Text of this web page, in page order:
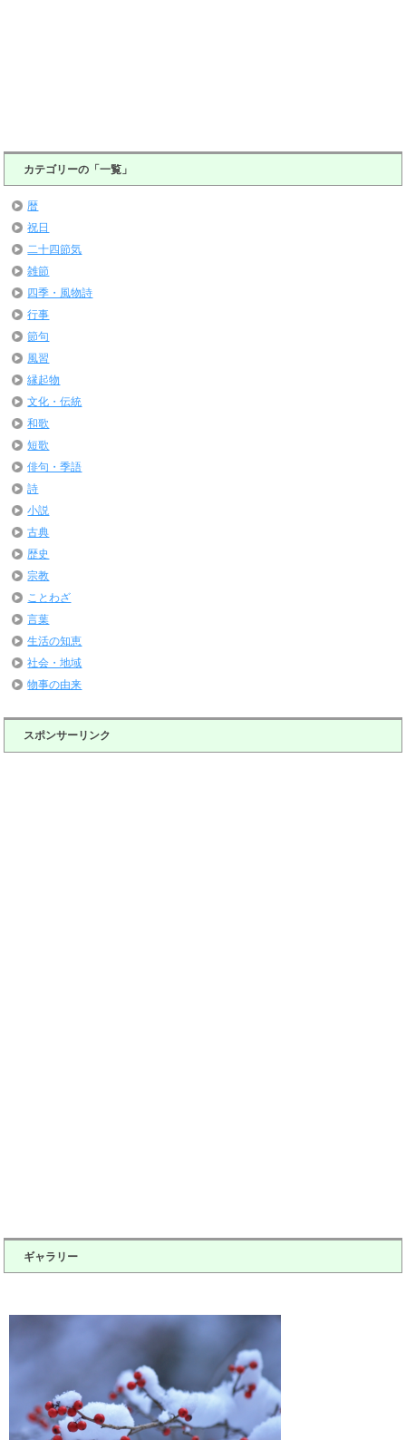
カテゴリーの「一覧」
暦
祝日
二十四節気
雑節
四季・風物詩
行事
節句
風習
縁起物
文化・伝統
和歌
短歌
俳句・季語
詩
小説
古典
歴史
宗教
ことわざ
言葉
生活の知恵
社会・地域
物事の由来
スポンサーリンク
ギャラリー